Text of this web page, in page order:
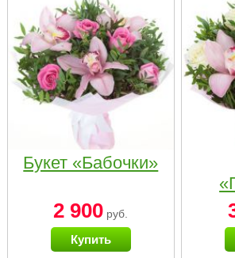
Букет «Бабочки»
2 900 руб.
Купить